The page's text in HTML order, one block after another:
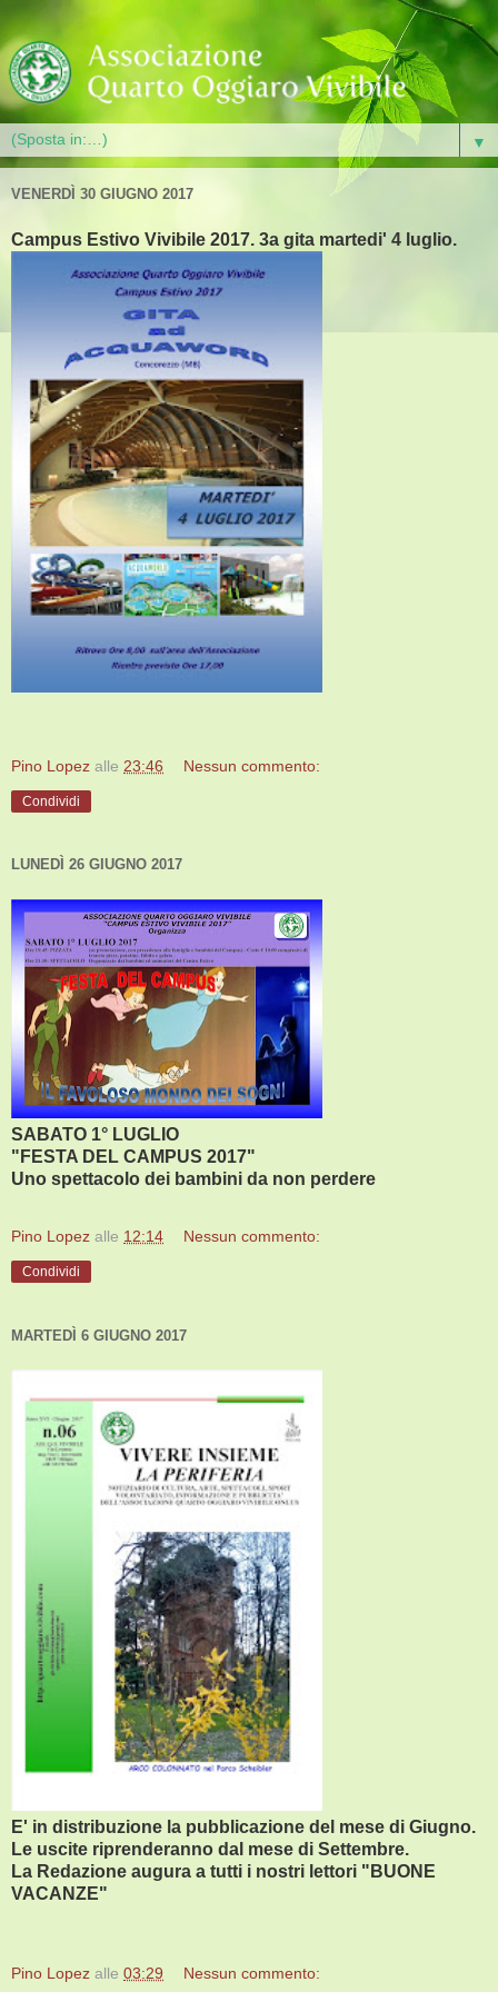
▼
VENERDÌ 30 GIUGNO 2017
Campus Estivo Vivibile 2017. 3a gita martedi' 4 luglio.
Pino Lopez alle 23:46 Nessun commento:
Condividi
LUNEDÌ 26 GIUGNO 2017
SABATO 1° LUGLIO
"FESTA DEL CAMPUS 2017"
Uno spettacolo dei bambini da non perdere
Pino Lopez alle 12:14 Nessun commento:
Condividi
MARTEDÌ 6 GIUGNO 2017
E' in distribuzione la pubblicazione del mese di Giugno.
Le uscite riprenderanno dal mese di Settembre.
La Redazione augura a tutti i nostri lettori "BUONE
VACANZE"
Pino Lopez alle 03:29 Nessun commento: